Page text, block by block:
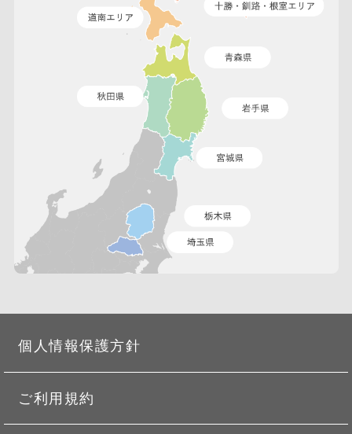
個人情報保護方針
ご利用規約